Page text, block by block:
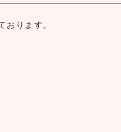
おります。